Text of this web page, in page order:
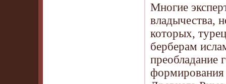
Многие
владычества,
которых,
берберам
преобладание
формирования